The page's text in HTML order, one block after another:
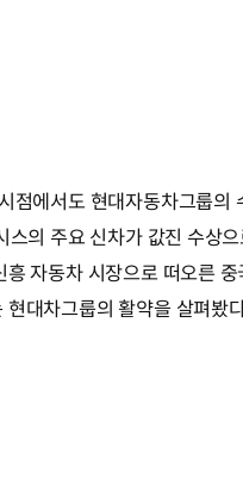
에서도 현대자동차그룹의
스의 주요 신차가 값진 수상
자동차 시장으로 떠오른
대차그룹의 활약을 살펴봤